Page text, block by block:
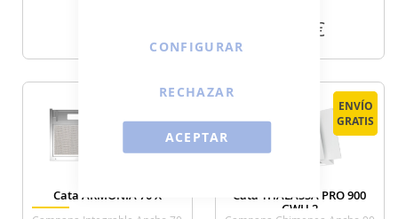
ACEPTAR
CONFIGURAR
RECHAZAR
349€
GRATIS
GRATIS
Cata ARMONIA 70 X
ENVÍO
GRATIS
ENVÍO
GRATIS
Cata THALASSA PRO 900
GWH 2